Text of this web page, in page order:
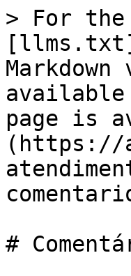
> For the
available
page is
(https://
#